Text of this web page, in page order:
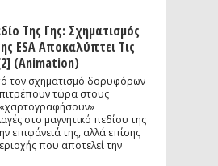
Της Γης: Σχηματισμός
ESA Αποκαλύπτει Τις
(animation)
τον σχηματισμό δορυφόρων
τώρα στους
«χαρτογραφήσουν»
στο μαγνητικό πεδίου της
επιφάνειά της, αλλά επίσης
που αποτελεί την